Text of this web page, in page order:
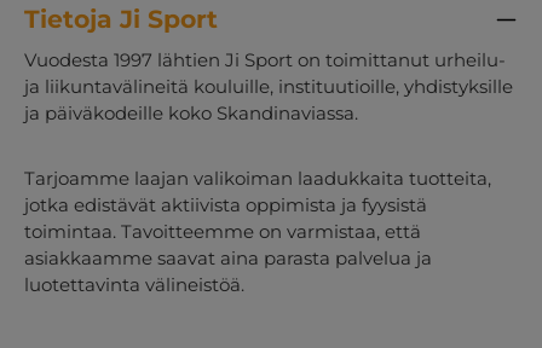
Tietoja Ji Sport
Vuodesta 1997 lähtien Ji Sport on toimittanut urheilu-
ja liikuntavälineitä kouluille, instituutioille, yhdistyksille
ja päiväkodeille koko Skandinaviassa.
Tarjoamme laajan valikoiman laadukkaita tuotteita,
jotka edistävät aktiivista oppimista ja fyysistä
toimintaa. Tavoitteemme on varmistaa, että
asiakkaamme saavat aina parasta palvelua ja
luotettavinta välineistöä.